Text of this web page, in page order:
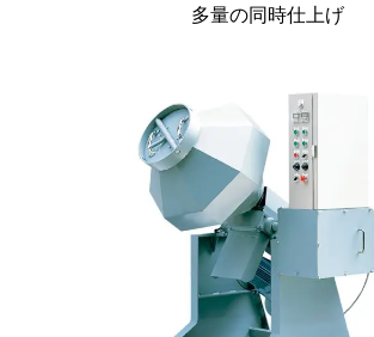
多量の同時仕上げ